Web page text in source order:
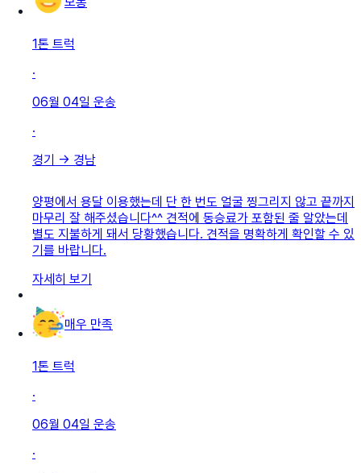
1톤 트럭
·
06월 04일 운송
·
경기 → 경남
양평에서 용달 이용했는데 단 한 번도 얼굴 찡그리지 않고 끝까지
마무리 잘 해주셨습니다^^ 견적에 동승료가 포함된 줄 알았는데
별도 지불하게 돼서 당황했습니다. 견적을 명확하게 확인할 수 있
기를 바랍니다.
자세히 보기
매우 만족
1톤 트럭
·
06월 04일 운송
·